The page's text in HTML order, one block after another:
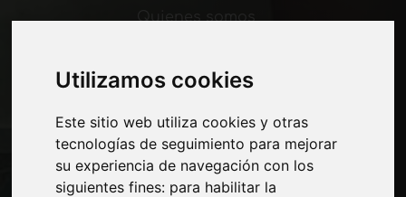
Utilizamos cookies
Este sitio web utiliza cookies y otras
tecnologías de seguimiento para mejorar
su experiencia de navegación con los
siguientes fines: para habilitar la
Quienes somos
Exposiciones
Presentarte
Privacidad
Mapa del sitio